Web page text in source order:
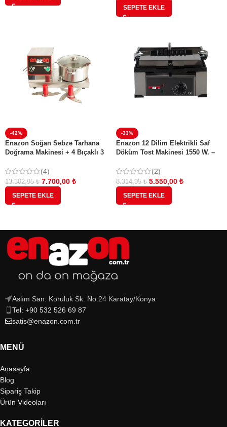
SEPETE EKLE
-42%
Enazon Soğan Sebze Tarhana
Doğrama Makinesi + 4 Bıçaklı 3
(4)
13.302,95₺ 7.700,00 ₺
SEPETE EKLE
-33%
Enazon 12 Dilim Elektrikli Saf
Döküm Tost Makinesi 1550 W. –
(2)
8.314,95₺ 5.550,00 ₺
SEPETE EKLE
Aslım San. Koruluk Sk. No:24 Karatay/Konya
Tel: +90 532 526 69 87
satis@enazon.com.tr
MENÜ
Anasayfa
Blog
Sipariş Takip
Ürün Videoları
KATEGORILER